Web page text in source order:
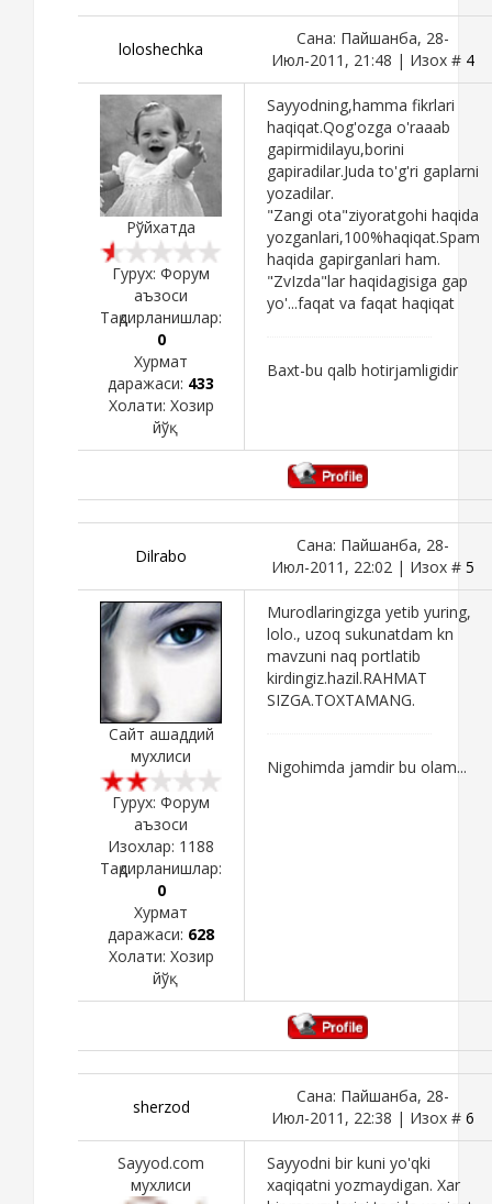
loloshechka
Сана: Пайшанба, 28-
Июл-2011, 21:48 | Изох # 4
Рўйхатда
Гурух: Форум
аъзоси
Тақдирланишлар:
0
Хурмат
даражаси: 433
Холати: Хозир
йўқ
Sayyodning,hamma fikrlari
haqiqat.Qog'ozga o'raaab
gapirmidilayu,borini
gapiradilar.Juda to'g'ri gaplarni
yozadilar.
"Zangi ota"ziyoratgohi haqida
yozganlari,100%haqiqat.Spam
haqida gapirganlari ham.
"ZvIzda"lar haqidagisiga gap
yo'...faqat va faqat haqiqat
Baxt-bu qalb hotirjamligidir
Dilrabo
Сана: Пайшанба, 28-
Июл-2011, 22:02 | Изох # 5
Сайт ашаддий
мухлиси
Гурух: Форум
аъзоси
Изохлар: 1188
Тақдирланишлар:
0
Хурмат
даражаси: 628
Холати: Хозир
йўқ
Murodlaringizga yetib yuring,
lolo., uzoq sukunatdam kn
mavzuni naq portlatib
kirdingiz.hazil.RAHMAT
SIZGA.TOXTAMANG.
Nigohimda jamdir bu olam...
sherzod
Сана: Пайшанба, 28-
Июл-2011, 22:38 | Изох # 6
Sayyod.com
мухлиси
Sayyodni bir kuni yo'qki
xaqiqatni yozmaydigan. Xar